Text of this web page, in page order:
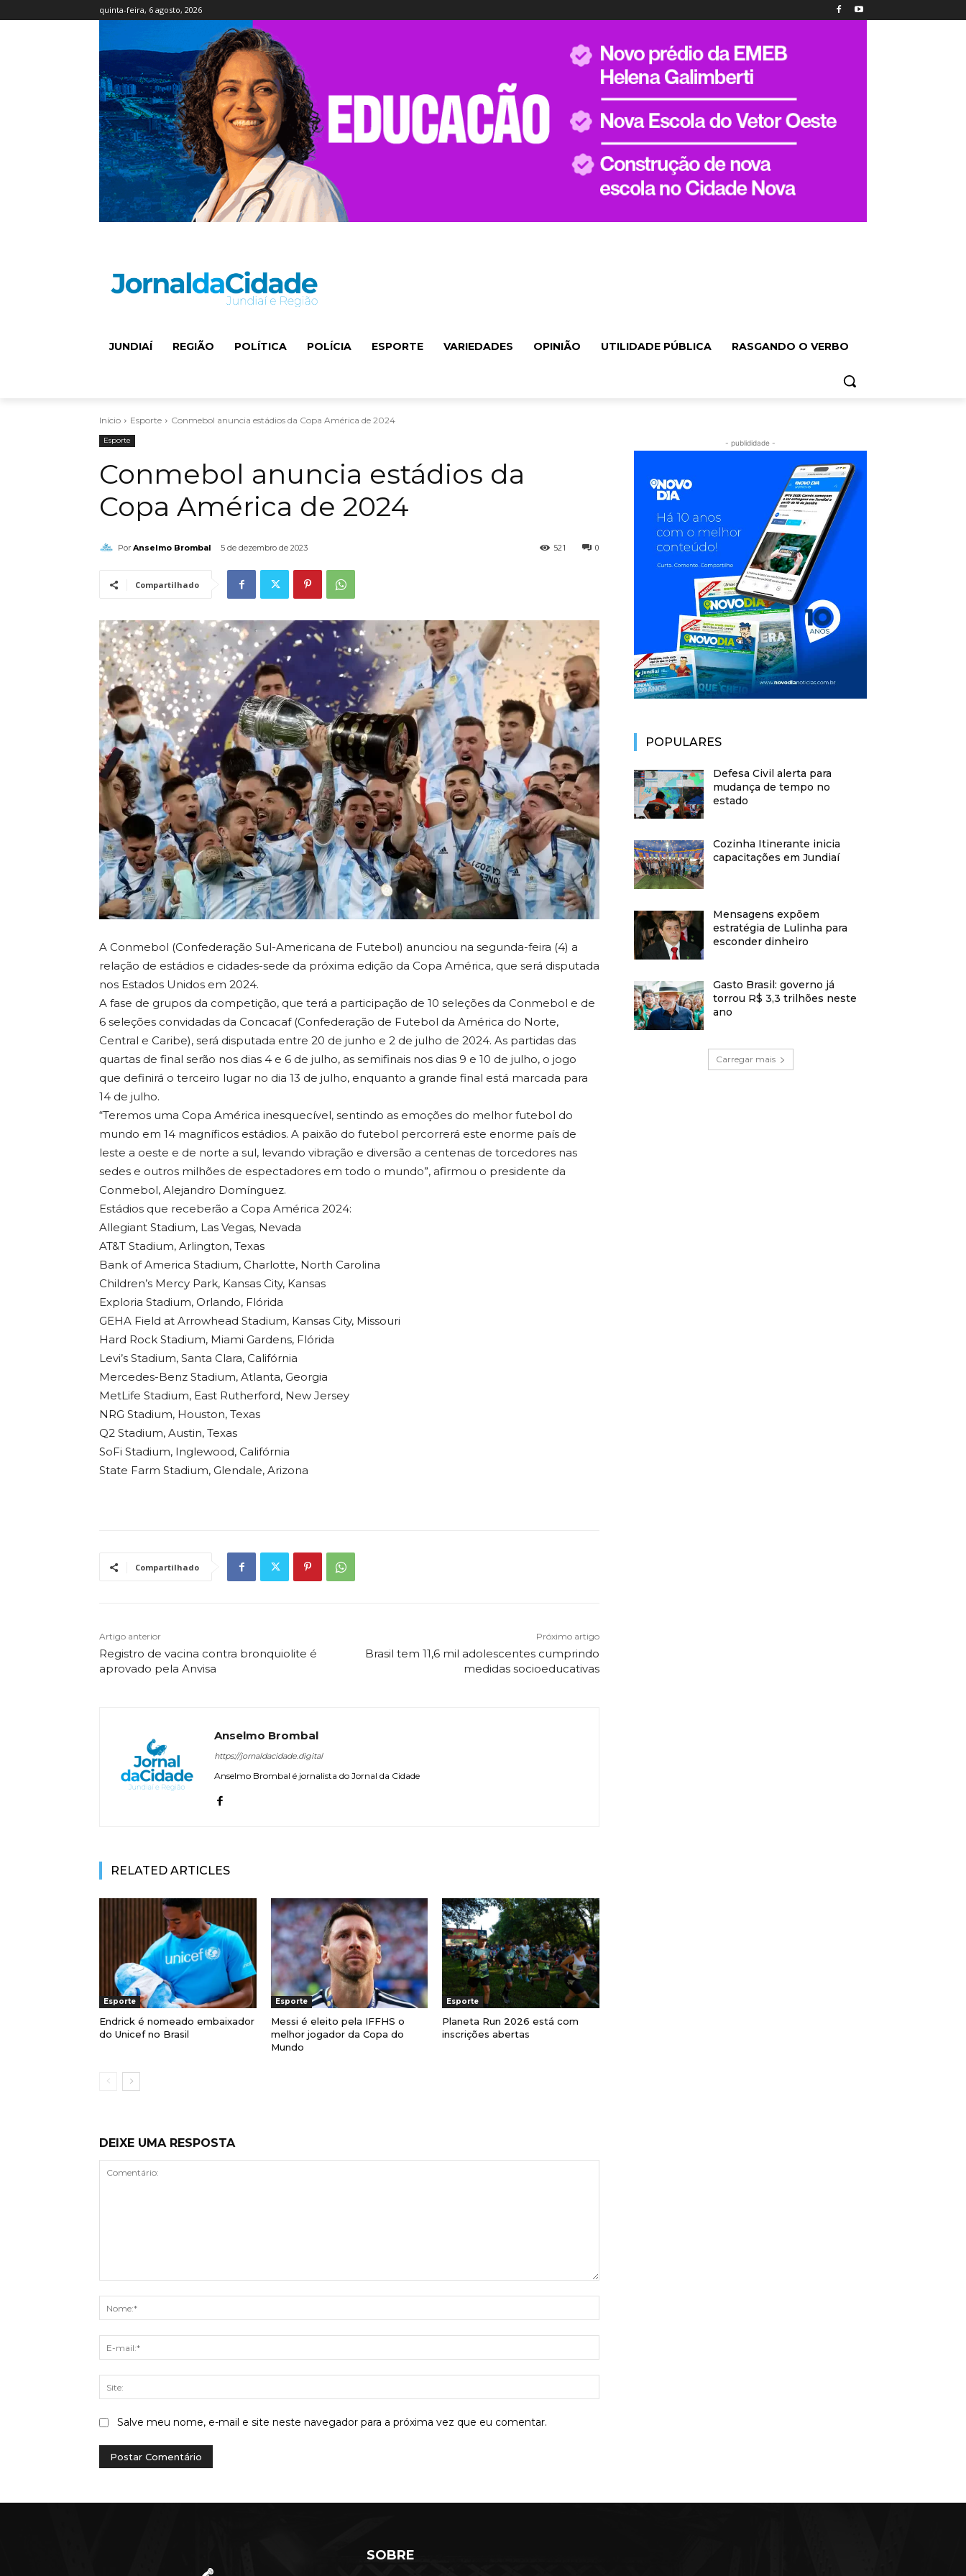
quinta-feira, 6 agosto, 2026
JUNDIAÍ REGIÃO POLÍTICA POLÍCIA ESPORTE VARIEDADES OPINIÃO UTILIDADE PÚBLICA RASGANDO O VERBO
Início Esporte Conmebol anuncia estádios da Copa América de 2024
Esporte
Conmebol anuncia estádios da
Copa América de 2024
Por Anselmo Brombal 5 de dezembro de 2023 0
521
Compartilhado
A Conmebol (Confederação Sul-Americana de Futebol) anunciou na segunda-feira (4) a
relação de estádios e cidades-sede da próxima edição da Copa América, que será disputada
nos Estados Unidos em 2024.
A fase de grupos da competição, que terá a participação de 10 seleções da Conmebol e de
6 seleções convidadas da Concacaf (Confederação de Futebol da América do Norte,
Central e Caribe), será disputada entre 20 de junho e 2 de julho de 2024. As partidas das
quartas de final serão nos dias 4 e 6 de julho, as semifinais nos dias 9 e 10 de julho, o jogo
que definirá o terceiro lugar no dia 13 de julho, enquanto a grande final está marcada para
14 de julho.
“Teremos uma Copa América inesquecível, sentindo as emoções do melhor futebol do
mundo em 14 magníficos estádios. A paixão do futebol percorrerá este enorme país de
leste a oeste e de norte a sul, levando vibração e diversão a centenas de torcedores nas
sedes e outros milhões de espectadores em todo o mundo”, afirmou o presidente da
Conmebol, Alejandro Domínguez.
Estádios que receberão a Copa América 2024:
Allegiant Stadium, Las Vegas, Nevada
AT&T Stadium, Arlington, Texas
Bank of America Stadium, Charlotte, North Carolina
Children’s Mercy Park, Kansas City, Kansas
Exploria Stadium, Orlando, Flórida
GEHA Field at Arrowhead Stadium, Kansas City, Missouri
Hard Rock Stadium, Miami Gardens, Flórida
Levi’s Stadium, Santa Clara, Califórnia
Mercedes-Benz Stadium, Atlanta, Georgia
MetLife Stadium, East Rutherford, New Jersey
NRG Stadium, Houston, Texas
Q2 Stadium, Austin, Texas
SoFi Stadium, Inglewood, Califórnia
State Farm Stadium, Glendale, Arizona
Compartilhado
Artigo anterior
Registro de vacina contra bronquiolite é
aprovado pela Anvisa
Próximo artigo
Brasil tem 11,6 mil adolescentes cumprindo
medidas socioeducativas
Anselmo Brombal
https://jornaldacidade.digital
Anselmo Brombal é jornalista do Jornal da Cidade
RELATED ARTICLES
Esporte
Endrick é nomeado embaixador
do Unicef no Brasil
Esporte
Messi é eleito pela IFFHS o
melhor jogador da Copa do
Mundo
Esporte
Planeta Run 2026 está com
inscrições abertas
DEIXE UMA RESPOSTA
mail:*
Salve meu nome, e-mail e site neste navegador para a próxima vez que eu comentar.
- publididade -
POPULARES
Defesa Civil alerta para
mudança de tempo no
estado
Cozinha Itinerante inicia
capacitações em Jundiaí
Mensagens expõem
estratégia de Lulinha para
esconder dinheiro
Gasto Brasil: governo já
torrou R$ 3,3 trilhões neste
ano
Carregar mais
SOBRE